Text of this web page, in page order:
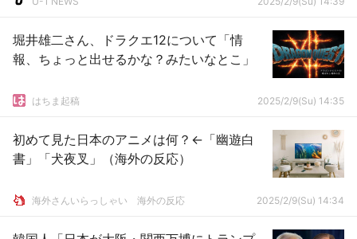
堀井雄二さん、ドラクエ12について「情
報、ちょっと出せるかな？みたいなとこ」
はちま起稿 2025/2/9(Su) 14:35
初めて見た日本のアニメは何？←「幽遊白
書」「犬夜叉」（海外の反応）
海外さんいらっしゃい 海外の反応 2025/2/9(Su) 14:34